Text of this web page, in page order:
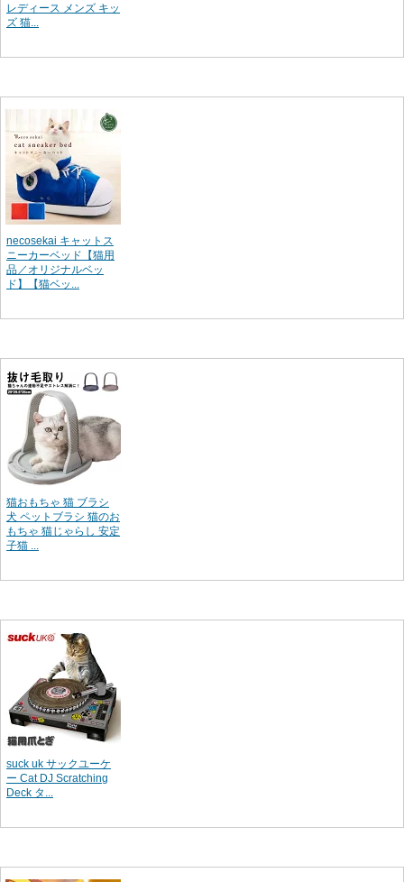
レディース メンズ キッ
ズ 猫...
necosekai キャットス
ニーカーベッド【猫用
品／オリジナルベッ
ド】【猫ベッ...
猫おもちゃ 猫 ブラシ
犬 ペットブラシ 猫のお
もちゃ 猫じゃらし 安定
子猫 ...
suck uk サックユーケ
ー Cat DJ Scratching
Deck タ...